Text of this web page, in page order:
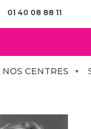
01 40 08 88 11
NOS CENTRES